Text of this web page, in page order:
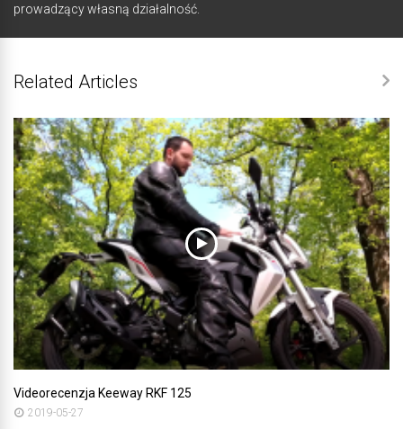
prowadzący własną działalność.
Related Articles
Videorecenzja Keeway RKF 125
2019-05-27